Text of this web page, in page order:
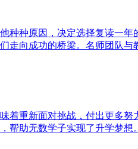
种种原因，决定选择复读一
走向成功的桥梁。名师团队
着重新面对挑战，付出更多
帮助无数学子实现了升学梦